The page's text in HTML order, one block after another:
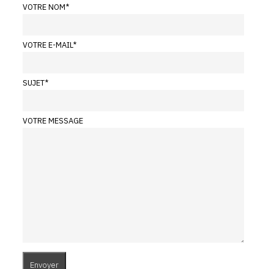
VOTRE NOM*
VOTRE E-MAIL*
SUJET*
VOTRE MESSAGE